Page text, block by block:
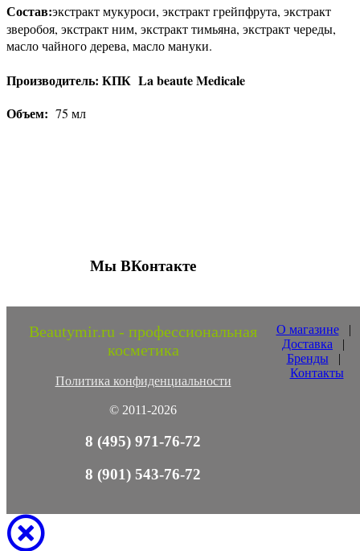
Состав:экстракт мукуроси, экстракт грейпфрута, экстракт
зверобоя, экстракт ним, экстракт тимьяна, экстракт череды,
масло чайного дерева, масло мануки.
Производитель: КПК La beaute Medicale
Объем: 75 мл
Мы ВКонтакте
Beautymir.ru - профессиональная
косметика
Политика конфиденциальности
© 2011-2026
О магазине|
Доставка |
Бренды |
Контакты
8 (495) 971-76-72
8 (901) 543-76-72